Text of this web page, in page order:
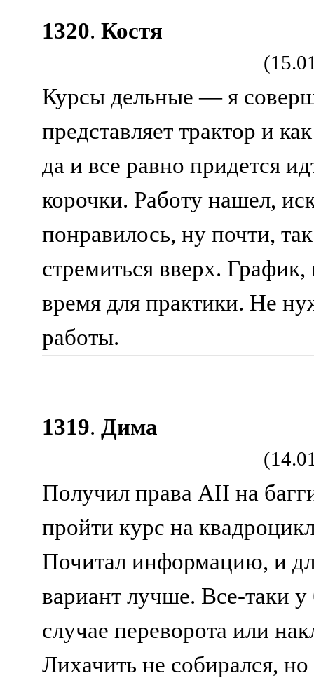
1320. Костя
Курсы дельные — я
представляет трактор и
да и все равно придется
корочки. Работу нашел,
понравилось, ну почти,
стремиться вверх.
время для практики. Не
работы.
1319. Дима
Получил права АII на
пройти курс на
Почитал информацию, и
вариант лучше. Все-таки у
случае переворота или
Лихачить не собирался,